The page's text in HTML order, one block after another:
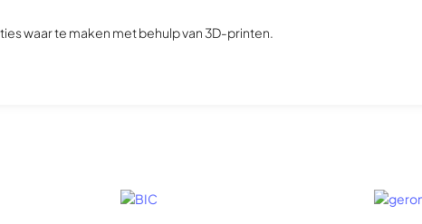
waar te maken met behulp van 3D-printen.